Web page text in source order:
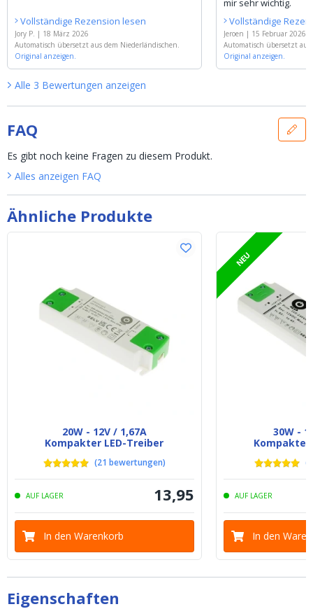
Ähnliche Produkte
20W - 12V / 1,67A
Kompakter LED-Treiber
(21 bewertungen)
AUF LAGER 13,95
In den Warenkorb
NEU
30W -
Kompakter
(
AUF LAGER
In den
Vollständige Rezension lesen
Jory P. | 18 März 2026
Automatisch übersetzt aus dem Niederländischen.
Original anzeigen.
Vollständige
Jeroen | 15 Februar 2026
Automatisch übersetzt
Original anzeigen.
Alle 3 Bewertungen anzeigen
FAQ
Es gibt noch keine Fragen zu diesem Produkt.
Alles anzeigen FAQ
Eigenschaften